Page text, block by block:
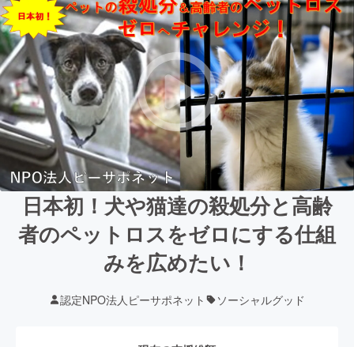
日本初！犬や猫達の殺処分と高齢
者のペットロスをゼロにする仕組
みを広めたい！
認定NPO法人ピーサポネット ソーシャルグッド